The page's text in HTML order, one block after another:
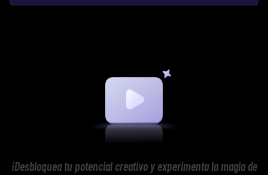
¡Desbloquea tu potencial creativo y experimenta la magia de